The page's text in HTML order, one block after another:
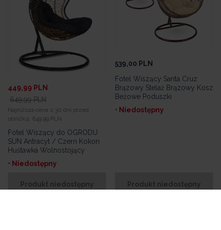
449,99 PLN
649,99 PLN
Najniższa cena z 30 dni przed
obniżką: 649,99 PLN
Fotel Wiszący do OGRODU
SUN Antracyt / Czerń Kokon
Huśtawka Wolnostojący
• Niedostępny
Produkt niedostępny
539,00 PLN
Fotel Wiszący Santa Cruz
Brązowy Stelaż Brązowy Kosz
Beżowe Poduszki
• Niedostępny
Produkt niedostępny